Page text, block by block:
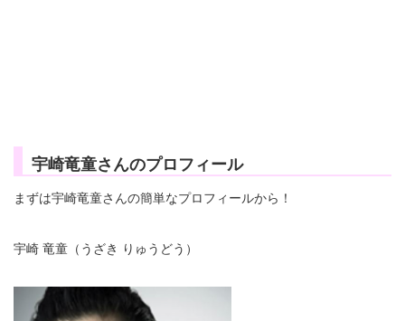
宇崎竜童さんのプロフィール
まずは宇崎竜童さんの簡単なプロフィールから！
宇崎 竜童（うざき りゅうどう）